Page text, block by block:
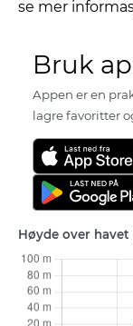
se mer
Bruk
Appen er en
lagre favoritter
Høyde over havet